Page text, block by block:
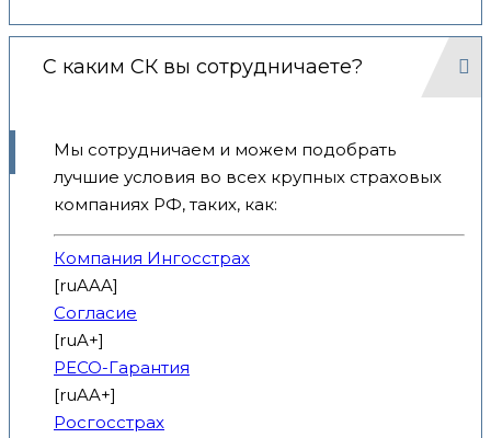
С каким СК вы сотрудничаете?
Мы сотрудничаем и можем подобрать
лучшие условия во всех крупных страховых
компаниях РФ, таких, как:
Компания Ингосстрах
[ruAAA]
Согласие
[ruA+]
РЕСО-Гарантия
[ruAA+]
Росгосстрах